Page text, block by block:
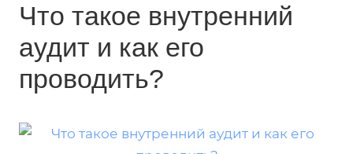
Что такое внутренний
аудит и как его
проводить?